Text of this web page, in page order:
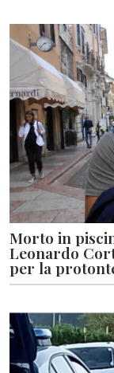
Morto in
Leonardo
per la